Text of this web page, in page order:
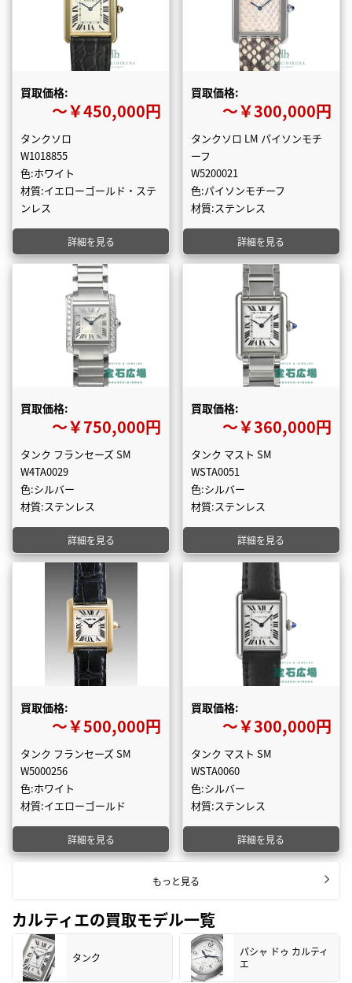
買取価格:
〜￥450,000円
タンクソロ
W1018855
色:ホワイト
材質:イエローゴールド・ステ
ンレス
詳細を見る
買取価格:
〜￥300,000円
タンクソロ LM パイソンモチ
ーフ
W5200021
色:パイソンモチーフ
材質:ステンレス
詳細を見る
買取価格:
〜￥750,000円
タンク フランセーズ SM
W4TA0029
色:シルバー
材質:ステンレス
詳細を見る
買取価格:
〜￥360,000円
タンク マスト SM
WSTA0051
色:シルバー
材質:ステンレス
詳細を見る
買取価格:
〜￥500,000円
タンク フランセーズ SM
W5000256
色:ホワイト
材質:イエローゴールド
詳細を見る
買取価格:
〜￥300,000円
タンク マスト SM
WSTA0060
色:シルバー
材質:ステンレス
詳細を見る
もっと見る
カルティエの買取モデル一覧
タンク
パシャ ドゥ カルティ
エ